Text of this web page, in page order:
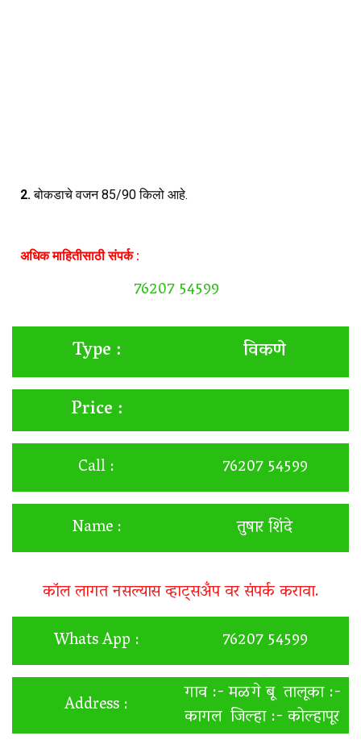
2.बोकडाचे वजन 85/90 किलो आहे.
अधिक माहितीसाठी संपर्क :
76207 54599
Type :
विकणे
Price :
Call :
76207 54599
Name :
तुषार शिंदे
कॉल लागत नसल्यास व्हाट्सअँप वर संपर्क करावा.
Whats App :
76207 54599
Address : गाव :- मळगे बू तालूका :-
कागल जिल्हा :- कोल्हापूर